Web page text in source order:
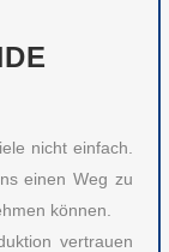
nicht einfach.
einen Weg zu
können.
vertrauen